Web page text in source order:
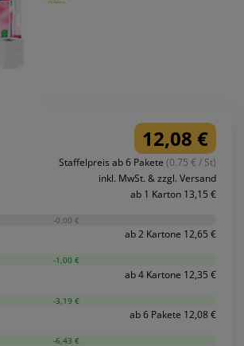
12,08 €
Staffelpreis ab 6 Pakete (0.75 € / St)
inkl. MwSt. & zzgl. Versand
ab 1 Karton 13,15 €
-0,00 €
ab 2 Kartone 12,65 €
-1,00 €
ab 4 Kartone 12,35 €
-3,19 €
ab 6 Pakete 12,08 €
-6,43 €